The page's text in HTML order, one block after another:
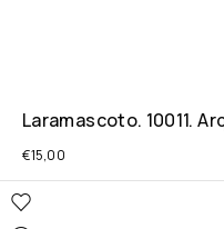
Laramascoto. 10011.
€15,00